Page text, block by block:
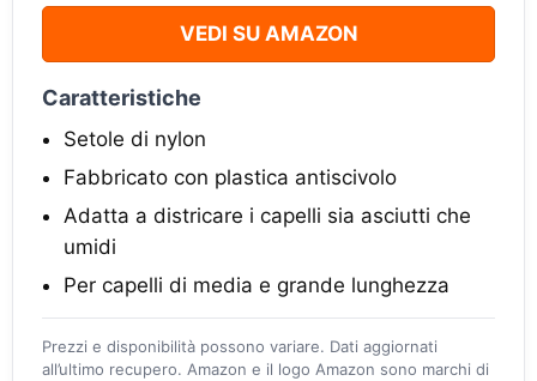
VEDI SU AMAZON
Caratteristiche
Setole di nylon
Fabbricato con plastica antiscivolo
Adatta a districare i capelli sia asciutti che
umidi
Per capelli di media e grande lunghezza
Prezzi e disponibilità possono variare. Dati aggiornati
all’ultimo recupero. Amazon e il logo Amazon sono marchi di